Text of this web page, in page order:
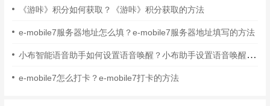
《游咔》积分如何获取？《游咔》积分获取的方法
e-mobile7服务器地址怎么填？e-mobile7服务器地址填写的方法
小布智能语音助手如何设置语音唤醒？小布助手设置语音唤醒的方法
e-mobile7怎么打卡？e-mobile7打卡的方法